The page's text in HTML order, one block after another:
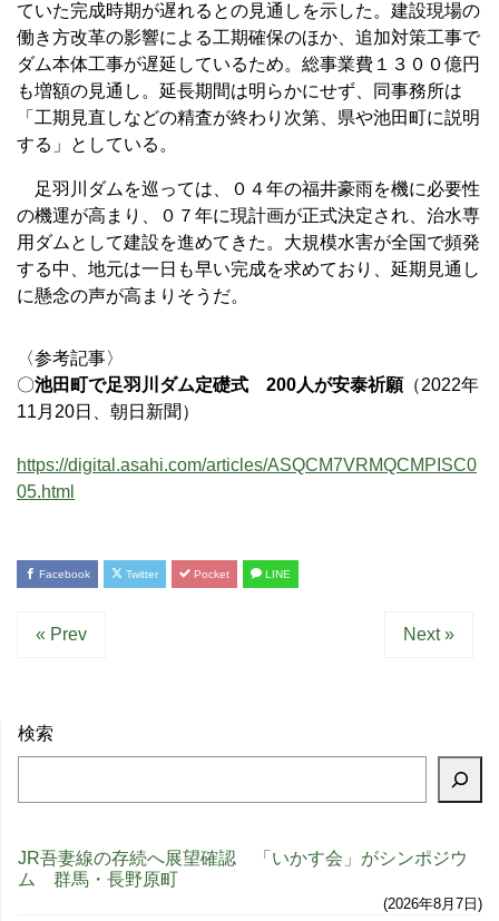
ていた完成時期が遅れるとの見通しを示した。建設現場の
働き方改革の影響による工期確保のほか、追加対策工事で
ダム本体工事が遅延しているため。総事業費１３００億円
も増額の見通し。延長期間は明らかにせず、同事務所は
「工期見直しなどの精査が終わり次第、県や池田町に説明
する」としている。
足羽川ダムを巡っては、０４年の福井豪雨を機に必要性
の機運が高まり、０７年に現計画が正式決定され、治水専
用ダムとして建設を進めてきた。大規模水害が全国で頻発
する中、地元は一日も早い完成を求めており、延期見通し
に懸念の声が高まりそうだ。
〈参考記事〉
〇池田町で足羽川ダム定礎式 200人が安泰祈願（2022年
11月20日、朝日新聞）
https://digital.asahi.com/articles/ASQCM7VRMQCMPISC0
05.html
Facebook Twitter Pocket LINE
« Prev Next »
検索
JR吾妻線の存続へ展望確認 「いかす会」がシンポジウ
ム 群馬・長野原町
2026年8月7日